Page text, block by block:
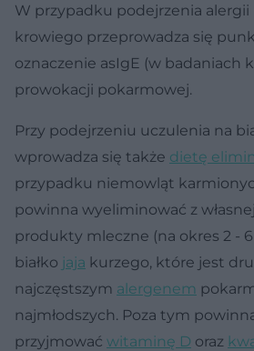
W przypadku podejrzenia alergii
krowiego przeprowadza się
oznaczenie asIgE (w badaniach
prowokacji pokarmowej.
Przy podejrzeniu uczulenia na
wprowadza się także dietę
przypadku niemowląt
powinna wyeliminować z
produkty mleczne (na okres 2 -
białko jaja kurzego, które jest
najczęstszym alergenem
najmłodszych. Poza tym
przyjmować witaminę D oraz